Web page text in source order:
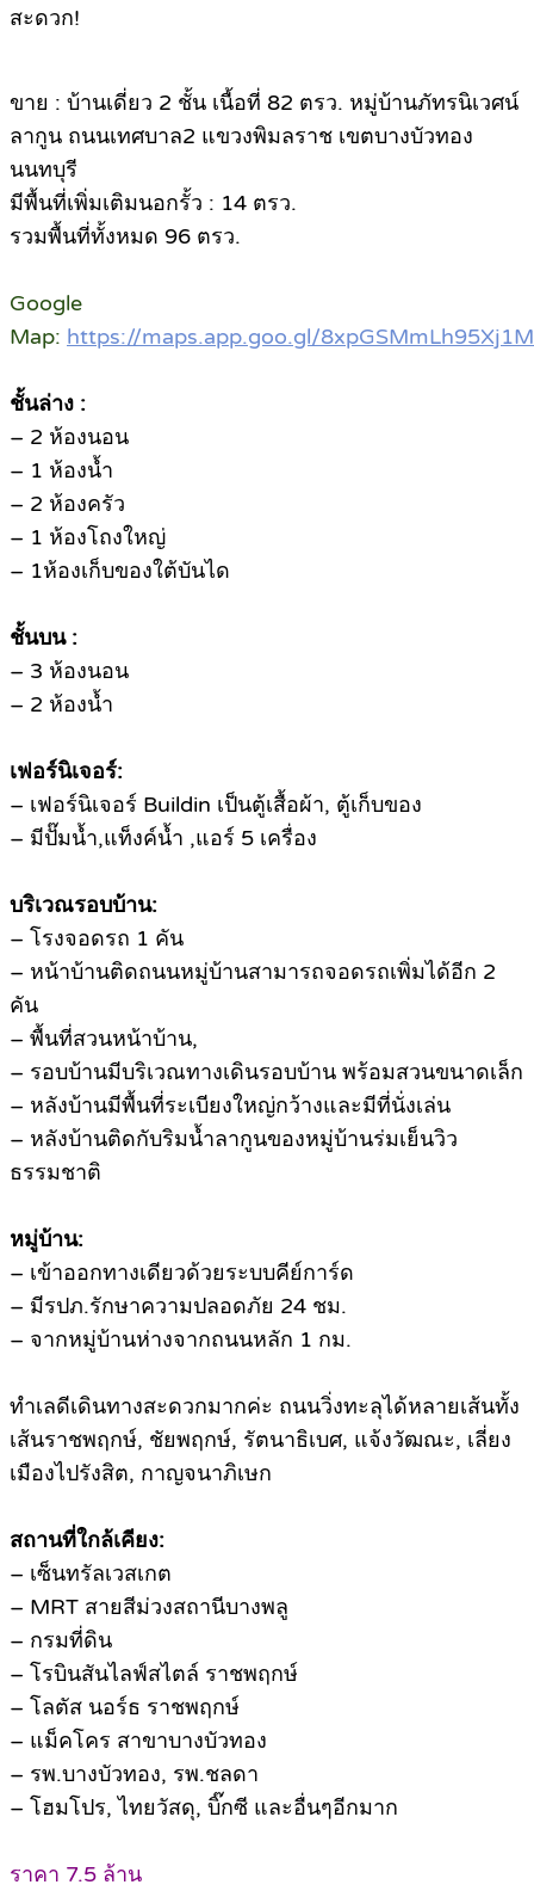
สะดวก!
ขาย : บ้านเดี่ยว 2 ชั้น เนื้อที่ 82 ตรว. หมู่บ้านภัทรนิเวศน์
ลากูน ถนนเทศบาล2 แขวงพิมลราช เขตบางบัวทอง
นนทบุรี
มีพื้นที่เพิ่มเติมนอกรั้ว : 14 ตรว.
รวมพื้นที่ทั้งหมด 96 ตรว.
Google
Map: https://maps.app.goo.gl/
ชั้นล่าง :
– 2 ห้องนอน
– 1 ห้องน้ำ
– 2 ห้องครัว
– 1 ห้องโถงใหญ่
– 1ห้องเก็บของใต้บันได
ชั้นบน :
– 3 ห้องนอน
– 2 ห้องน้ำ
เฟอร์นิเจอร์:
– เฟอร์นิเจอร์ Buildin เป็นตู้เสื้อผ้า, ตู้เก็บของ
– มีปั๊มน้ำ,แท็งค์น้ำ ,แอร์ 5 เครื่อง
บริเวณรอบบ้าน:
– โรงจอดรถ 1 คัน
– หน้าบ้านติดถนนหมู่บ้านสามารถจอดรถเพิ่มได้อีก 2
คัน
– พื้นที่สวนหน้าบ้าน,
– รอบบ้านมีบริเวณทางเดินรอบบ้าน พร้อมสวนขนาดเล็ก
– หลังบ้านมีพื้นที่ระเบียงใหญ่กว้างและมีที่นั่งเล่น
– หลังบ้านติดกับริมน้ำลากูนของหมู่บ้านร่มเย็นวิว
ธรรมชาติ
หมู่บ้าน:
– เข้าออกทางเดียวด้วยระบบคีย์การ์ด
– มีรปภ.รักษาความปลอดภัย 24 ชม.
– จากหมู่บ้านห่างจากถนนหลัก 1 กม.
ทำเลดีเดินทางสะดวกมากค่ะ ถนนวิ่งทะลุได้หลายเส้นทั้ง
เส้นราชพฤกษ์, ชัยพฤกษ์, รัตนาธิเบศ, แจ้งวัฒณะ, เลี่ยง
เมืองไปรังสิต, กาญจนาภิเษก
สถานที่ใกล้เคียง:
– เซ็นทรัลเวสเกต
– MRT สายสีม่วงสถานีบางพลู
– กรมที่ดิน
– โรบินสันไลฟ์สไตล์ ราชพฤกษ์
– โลตัส นอร์ธ ราชพฤกษ์
– แม็คโคร สาขาบางบัวทอง
– รพ.บางบัวทอง, รพ.ชลดา
– โฮมโปร, ไทยวัสดุ, บิ๊กซี และอื่นๆอีกมาก
ราคา 7.5 ล้าน